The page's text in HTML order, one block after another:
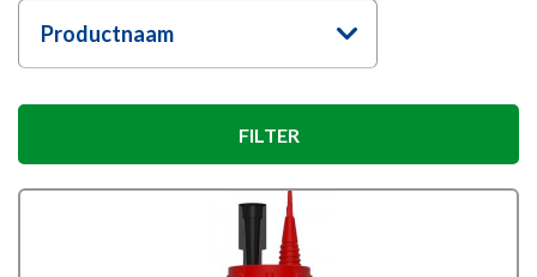
Productnaam
FILTER